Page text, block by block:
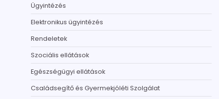
Ügyintézés
Elektronikus ügyintézés
Rendeletek
Szociális ellátások
Egészségügyi ellátások
Családsegítő és Gyermekjóléti Szolgálat